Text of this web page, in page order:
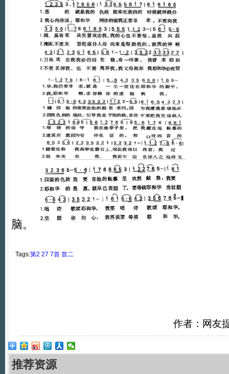
脑。
Tags:第2 27 7首 首二
作者：网友
推荐资源